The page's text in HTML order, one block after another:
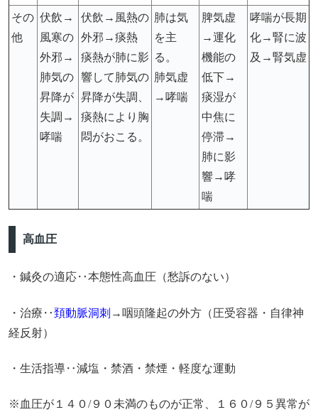
その
他
伏飲→
風寒の
外邪→
肺気の
昇降が
失調→
哮喘
伏飲→風熱の
外邪→痰熱
痰熱が肺に影
響して肺気の
昇降が失調、
痰熱により胸
悶がおこる。
肺は気
を主
る。
肺気虚
→哮喘
脾気虚
→運化
機能の
低下→
痰湿が
中焦に
停滞→
肺に影
響→哮
喘
哮喘が長期
化→腎に波
及→腎気虚
高血圧
・鍼灸の適応‥本態性高血圧（愁訴のない）
・治療‥頚動脈洞刺 →咽頭隆起の外方（圧受容器・自律神
経反射）
・生活指導‥減塩・禁酒・禁煙・軽度な運動
※血圧が１４０/９０未満のものが正常、１６０/９５異常が